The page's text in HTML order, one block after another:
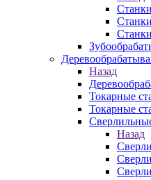
Назад
Токарные
Токарные
Назад